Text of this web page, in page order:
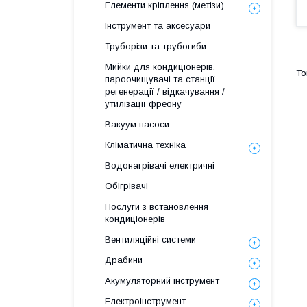
Елементи кріплення (метізи)
Інструмент та аксесуари
Труборізи та трубогиби
Мийки для кондиціонерів,
пароочищувачі та станції
регенерації / відкачування /
утилізації фреону
Вакуум насоси
Кліматична техніка
Водонагрівачі електричні
Обігрівачі
Послуги з встановлення
кондиціонерів
Вентиляційні системи
Драбини
Акумуляторний інструмент
Електроінструмент